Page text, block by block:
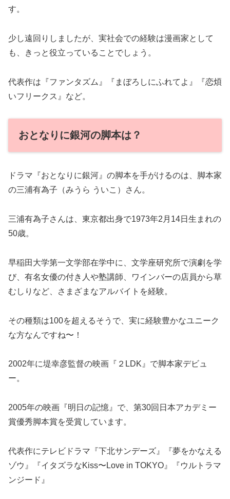
す。
少し遠回りしましたが、実社会での経験は漫画家として
も、きっと役立っていることでしょう。
代表作は『ファンタズム』『まぼろしにふれてよ』『恋煩
いフリークス』など。
おとなりに銀河の脚本は？
ドラマ『おとなりに銀河』の脚本を手がけるのは、脚本家
の三浦有為子（みうら ういこ）さん。
三浦有為子さんは、東京都出身で1973年2月14日生まれの
50歳。
早稲田大学第一文学部在学中に、文学座研究所で演劇を学
び、有名女優の付き人や塾講師、ワインバーの店員から草
むしりなど、さまざまなアルバイトを経験。
その種類は100を超えるそうで、実に経験豊かなユニーク
な方なんですね〜！
2002年に堤幸彦監督の映画『２LDK』で脚本家デビュ
ー。
2005年の映画『明日の記憶』で、第30回日本アカデミー
賞優秀脚本賞を受賞しています。
代表作にテレビドラマ『下北サンデーズ』『夢をかなえる
ゾウ』『イタズラなKiss〜Love in TOKYO』『ウルトラマ
ンジード』